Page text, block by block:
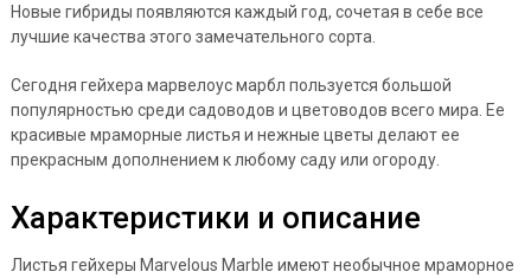
Новые гибриды появляются каждый год, сочетая в себе все
лучшие качества этого замечательного сорта.
Сегодня гейхера марвелоус марбл пользуется большой
популярностью среди садоводов и цветоводов всего мира. Ее
красивые мраморные листья и нежные цветы делают ее
прекрасным дополнением к любому саду или огороду.
Характеристики и описание
Листья гейхеры Marvelous Marble имеют необычное мраморное